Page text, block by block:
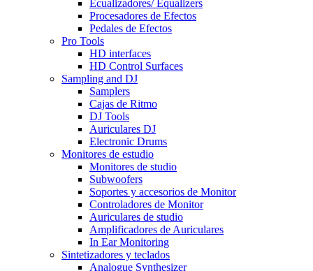
Ecualizadores/ Equalizers
Procesadores de Efectos
Pedales de Efectos
Pro Tools
HD interfaces
HD Control Surfaces
Sampling and DJ
Samplers
Cajas de Ritmo
DJ Tools
Auriculares DJ
Electronic Drums
Monitores de estudio
Monitores de studio
Subwoofers
Soportes y accesorios de Monitor
Controladores de Monitor
Auriculares de studio
Amplificadores de Auriculares
In Ear Monitoring
Sintetizadores y teclados
Analogue Synthesizer